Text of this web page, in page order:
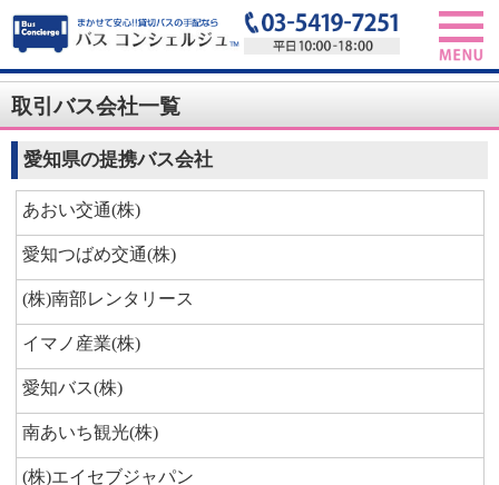
取引バス会社一覧
愛知県の提携バス会社
あおい交通(株)
愛知つばめ交通(株)
(株)南部レンタリース
イマノ産業(株)
愛知バス(株)
南あいち観光(株)
(株)エイセブジャパン